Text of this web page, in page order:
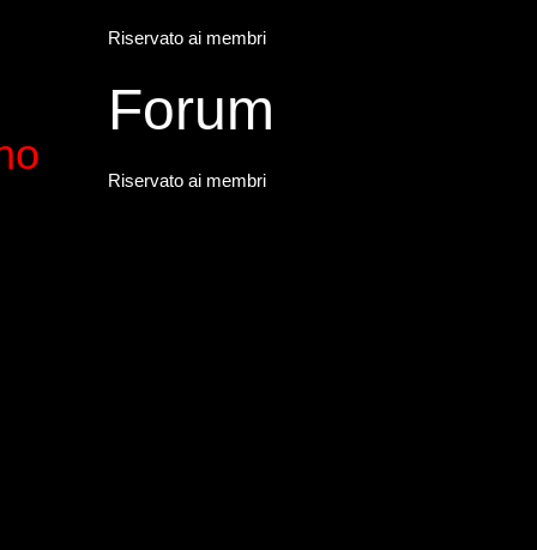
Riservato ai membri
Forum
Riservato ai membri